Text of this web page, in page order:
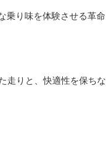
乗り味を体験させる革命
走りと、快適性を保ちな